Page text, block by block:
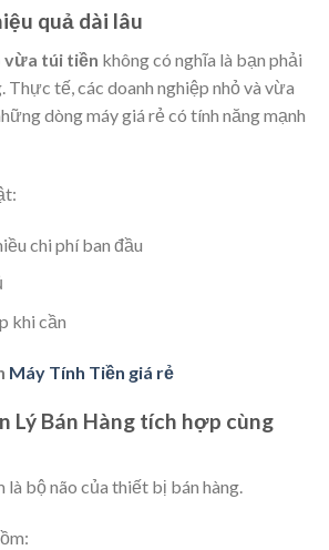
quả dài lâu
vừa túi tiền không có nghĩa là bạn phải
tế, các doanh nghiệp nhỏ và vừa
dòng máy giá rẻ có tính năng mạnh
chi phí ban đầu
khi cần
Máy Tính Tiền giá rẻ
Lý Bán Hàng tích hợp cùng
là bộ não của thiết bị bán hàng.